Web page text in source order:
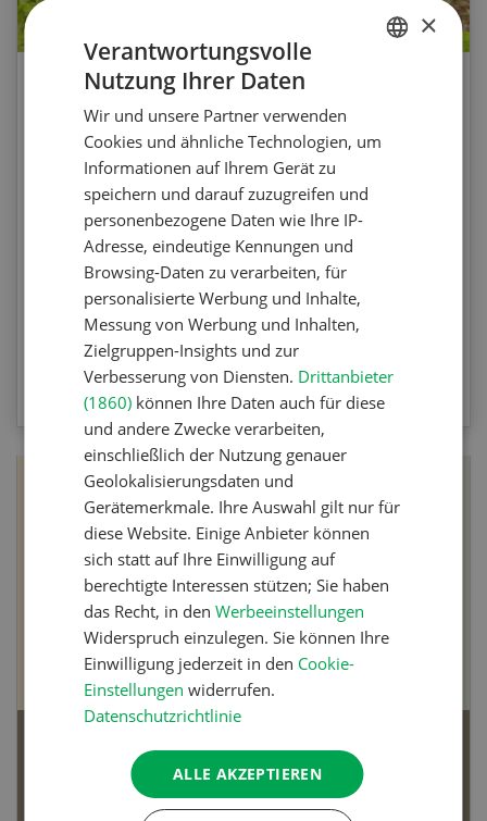
Agrar-Quiz: Mechanische
Unkrautbekämpfung
Testen Sie Ihr Wissen. Machen Sie mit am
Agrar-Quiz der UFA-Revue. Die Fragen
beziehen sich auf die Unkrautbekämpfung und
Maschinen zur mechanischen
Unkrautbekämpfung.
ZUM QUIZ
Bio-Artikel
×
Verantwortungsvolle
Nutzung Ihrer Daten
Wir und unsere Partner verwenden
Cookies und ähnliche Technologien, um
Informationen auf Ihrem Gerät zu
speichern und darauf zuzugreifen und
personenbezogene Daten wie Ihre IP-
Adresse, eindeutige Kennungen und
Browsing-Daten zu verarbeiten, für
personalisierte Werbung und Inhalte,
Messung von Werbung und Inhalten,
Zielgruppen-Insights und zur
Verbesserung von Diensten. Drittanbieter
(1860) können Ihre Daten auch für diese
und andere Zwecke verarbeiten,
einschließlich der Nutzung genauer
Geolokalisierungsdaten und
Gerätemerkmale. Ihre Auswahl gilt nur für
diese Website. Einige Anbieter können
sich statt auf Ihre Einwilligung auf
berechtigte Interessen stützen; Sie haben
das Recht, in denWerbeeinstellungen
Widerspruch einzulegen. Sie können Ihre
Einwilligung jederzeit in den Cookie-
Einstellungen widerrufen.
Datenschutzrichtlinie
ALLE AKZEPTIEREN